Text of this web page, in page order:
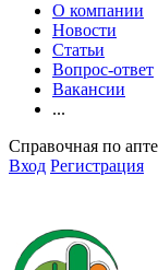
О компании
Новости
Статьи
Вопрос-ответ
Вакансии
...
Справочная по
Вход Регистрация